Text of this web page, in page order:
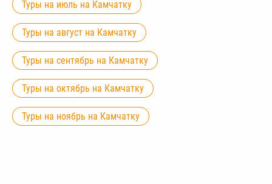
Туры на июль на Камчатку
Туры на август на Камчатку
Туры на сентябрь на Камчатку
Туры на октябрь на Камчатку
Туры на ноябрь на Камчатку